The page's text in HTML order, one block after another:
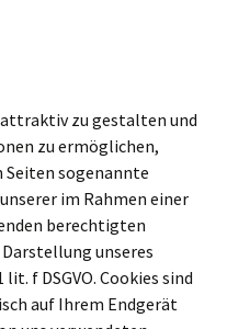
attraktiv zu gestalten und
zu ermöglichen,
Seiten sogenannte
im Rahmen einer
berechtigten
unseres
f DSGVO. Cookies sind
auf Ihrem Endgerät